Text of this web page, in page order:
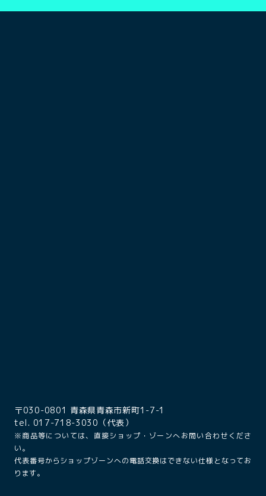
〒030-0801 青森県青森市新町1-7-1
tel. 017-718-3030（代表）
※商品等については、直接ショップ・ゾーンへお問い合わせくださ
い。
代表番号からショップゾーンへの電話交換はできない仕様となってお
ります。